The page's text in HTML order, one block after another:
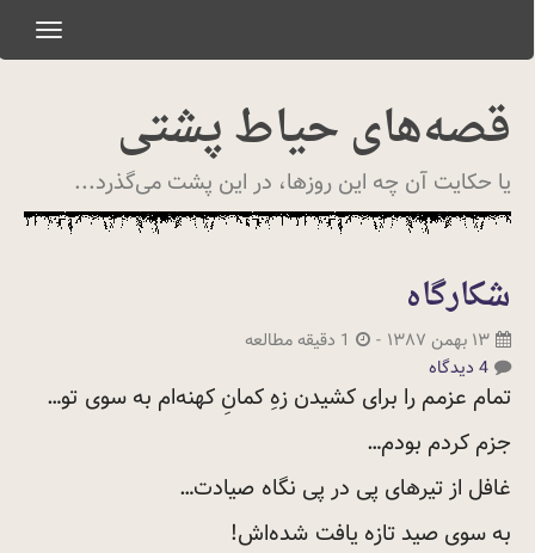
قصه‌های حیاط پشتی
یا حکایت آن چه این روزها، در این پشت می‌گذرد...
شکارگاه
۱۳ بهمن ۱۳۸۷ -
1 دقیقه مطالعه
4 دیدگاه
تمام عزمم را برای کشیدن زهِ کمانِ کهنه‌ام به سوی تو…
جزم کردم بودم…
غافل از تیرهای پی در پی نگاه صیادت…
به سوی صید تازه یافت شده‌اش!